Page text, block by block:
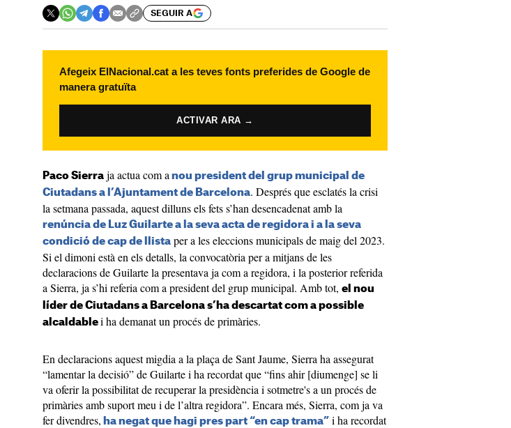
SEGUIR A
Afegeix ElNacional.cat a les teves fonts preferides de Google de
manera gratuïta
ACTIVAR ARA →
Paco Sierra ja actua com a nou president del grup municipal de
Ciutadans a l’Ajuntament de Barcelona. Després que esclatés la crisi
la setmana passada, aquest dilluns els fets s’han desencadenat amb la
renúncia de Luz Guilarte a la seva acta de regidora i a la seva
condició de cap de llista per a les eleccions municipals de maig del 2023.
Si el dimoni està en els detalls, la convocatòria per a mitjans de les
declaracions de Guilarte la presentava ja com a regidora, i la posterior referida
a Sierra, ja s’hi referia com a president del grup municipal. Amb tot, el nou
líder de Ciutadans a Barcelona s’ha descartat com a possible
alcaldable i ha demanat un procés de primàries.
En declaracions aquest migdia a la plaça de Sant Jaume, Sierra ha assegurat
“lamentar la decisió” de Guilarte i ha recordat que “fins ahir [diumenge] se li
va oferir la possibilitat de recuperar la presidència i sotmetre's a un procés de
primàries amb suport meu i de l’altra regidora”. Encara més, Sierra, com ja va
fer divendres, ha negat que hagi pres part “en cap trama” i ha recordat